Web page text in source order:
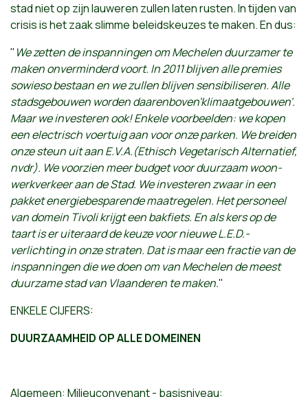
stad niet op zijn lauweren zullen laten rusten. In tijden van
crisis is het zaak slimme beleidskeuzes te maken. En dus:
" We zetten de inspanningen om Mechelen duurzamer te
maken onverminderd voort. In 2011 blijven alle premies
sowieso bestaan en we zullen blijven sensibiliseren. Alle
stadsgebouwen worden daarenboven'klimaatgebouwen'.
Maar we investeren ook! Enkele voorbeelden: we kopen
een electrisch voertuig aan voor onze parken. We breiden
onze steun uit aan E.V.A.(Ethisch Vegetarisch Alternatief,
nvdr). We voorzien meer budget voor duurzaam woon-
werkverkeer aan de Stad. We investeren zwaar in een
pakket energiebesparende maatregelen. Het personeel
van domein Tivoli krijgt een bakfiets. En als kers op de
taart is er uiteraard de keuze voor nieuwe L.E.D.-
verlichting in onze straten. Dat is maar een fractie van de
inspanningen die we doen om van Mechelen de meest
duurzame stad van Vlaanderen te maken."
ENKELE CIJFERS:
DUURZAAMHEID OP ALLE DOMEINEN
Algemeen: Milieuconvenant - basisniveau: